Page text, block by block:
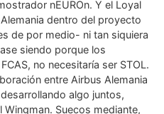
nEUROn. Y el Loyal
dentro del proyecto
de por medio- ni tan siquiera
siendo porque los
no necesitaría ser STOL.
entre Airbus Alemania
algo juntos,
Suecos mediante,